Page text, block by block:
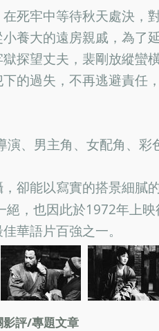
死牢中等待秋天處決，
養大的遠房親戚，為了
探望丈夫，裴剛放縱蠻
的過失，不再逃避責任
、男主角、女配角、彩
卻能以寫實的搭景細膩
，也因此於1972年上
華語片百強之一。
影評/專題文章